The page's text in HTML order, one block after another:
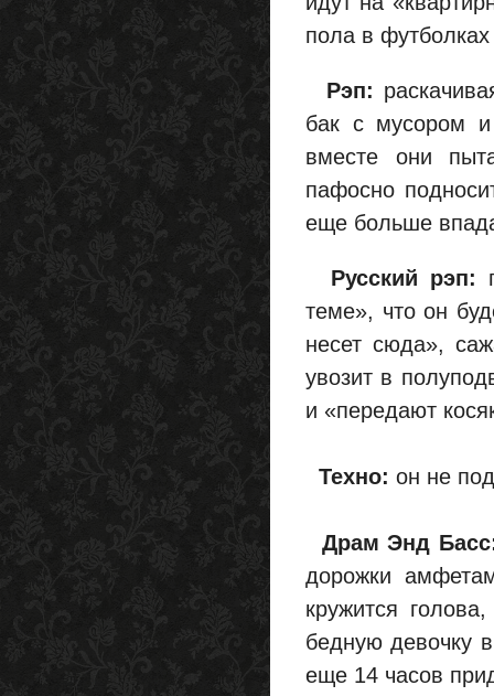
пола в
Рэп:
бак с мусором и
вместе они
пафосно
еще больше
Русский рэп:
теме», что он
несет сюда»,
увозит в
и «передают
Техно: он не
Драм Энд
дорожки
кружится
бедную девочку
еще 14 часов